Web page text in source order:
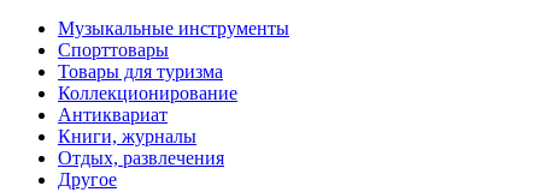
Музыкальные инструменты
Спорттовары
Товары для туризма
Коллекционирование
Антиквариат
Книги, журналы
Отдых, развлечения
Другое